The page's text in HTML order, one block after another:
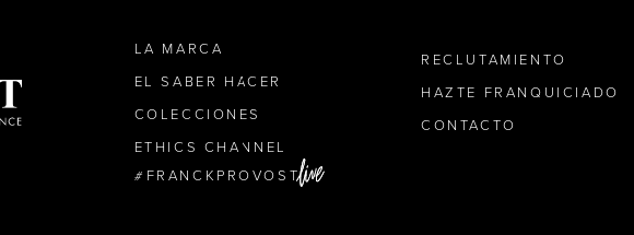
LA MARCA
EL SABER HACER
COLECCIONES
ETHICS CHANNEL
FRANCKPROVOST
RECLUTAMIENTO
HAZTE FRANQUICIADO
CONTACTO